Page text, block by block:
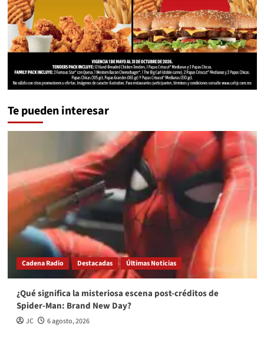
Te pueden interesar
Cadena Radio Destacadas Últimas Noticias
¿Qué significa la misteriosa escena post-créditos de
Spider-Man: Brand New Day?
JC 6 agosto, 2026